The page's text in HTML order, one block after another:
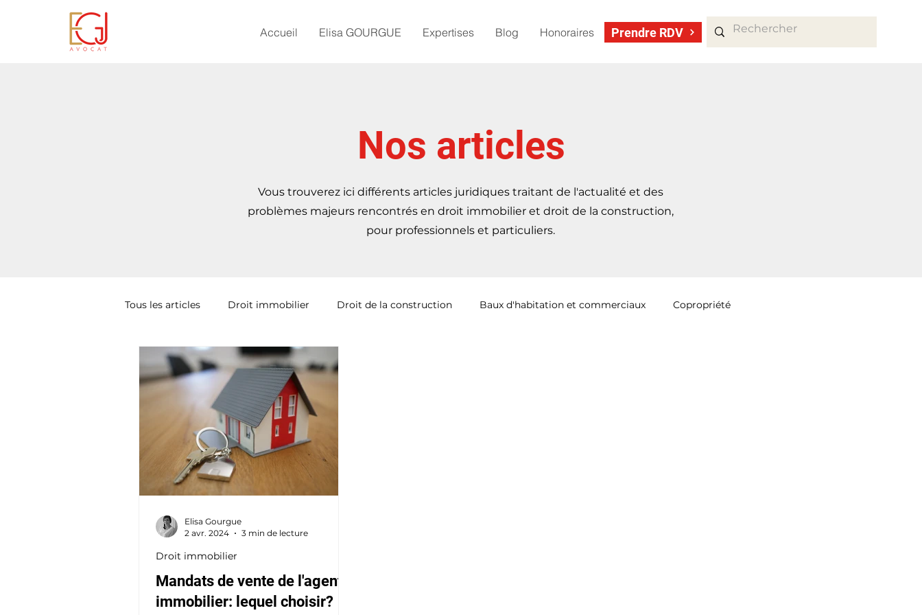
Accueil Elisa GOURGUE Expertises Blog Honoraires Prendre RDV
Nos articles
Vous trouverez ici différents articles juridiques traitant de l'actualité et des
problèmes majeurs rencontrés en droit immobilier et droit de la construction,
pour professionnels et particuliers.
Tous les articles Droit immobilier Droit de la construction Baux d'habitation et commerciaux Copropriété
Mandats de vente de l'agent
immobilier: lequel choisir?
Droit immobilier
Elisa Gourgue
2 avr. 2024
3 min de lecture